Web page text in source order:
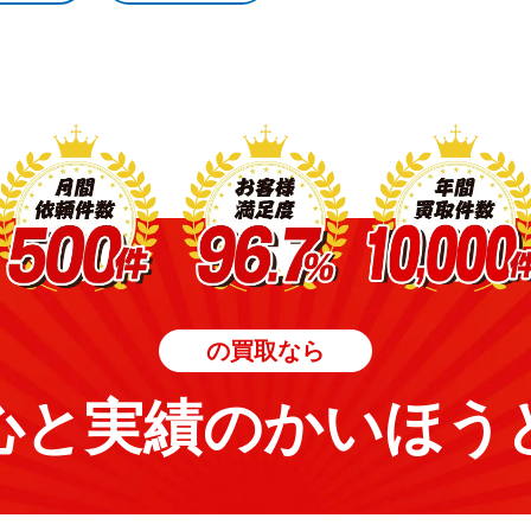
の買取なら
と実績のかいほう